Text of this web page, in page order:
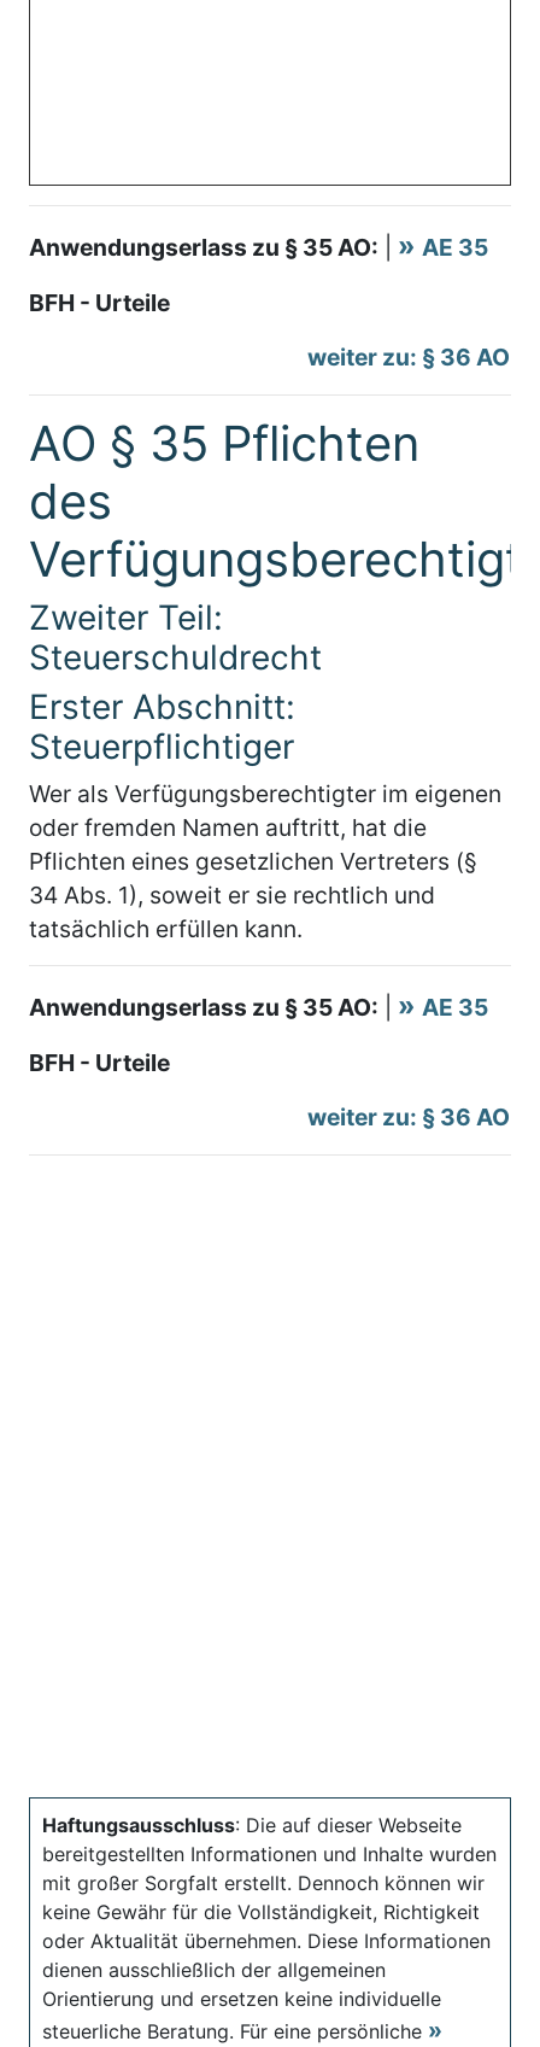
Anwendungserlass zu § 35 AO:
AE 35
BFH - Urteile
weiter zu: § 36 AO
AO § 35 Pflichten
des
Zweiter Teil:
Steuerschuldrecht
Erster Abschnitt:
Steuerpflichtiger
Wer als Verfügungsberechtigter im eigenen
oder fremden Namen auftritt, hat die
Pflichten eines gesetzlichen Vertreters (§
34 Abs. 1), soweit er sie rechtlich und
tatsächlich erfüllen kann.
Anwendungserlass zu § 35 AO:
AE 35
BFH - Urteile
weiter zu: § 36 AO
Haftungsausschluss: Die auf dieser Webseite
bereitgestellten Informationen und Inhalte wurden
mit großer Sorgfalt erstellt. Dennoch können wir
keine Gewähr für die Vollständigkeit, Richtigkeit
oder Aktualität übernehmen. Diese Informationen
dienen ausschließlich der allgemeinen
Orientierung und ersetzen keine individuelle
steuerliche Beratung. Für eine persönliche